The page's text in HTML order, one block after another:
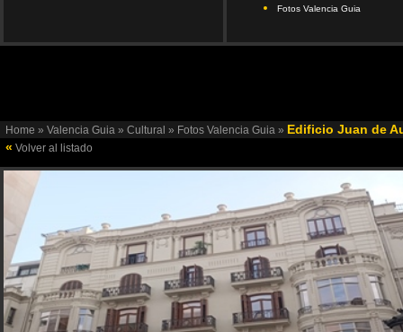
Fotos Valencia Guia
Home » Valencia Guia » Cultural » Fotos Valencia Guia » Edificio Juan de
« Volver al listado